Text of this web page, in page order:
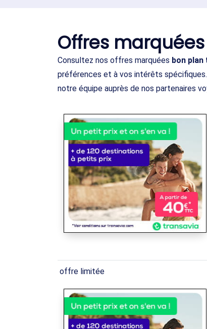
Offres
Consultez nos offres marquées bon plan
préférences et à vos intérêts
notre équipe auprès de nos partenaires
offre limitée